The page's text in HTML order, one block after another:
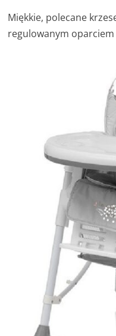
Miękkie, polecane
regulowanym